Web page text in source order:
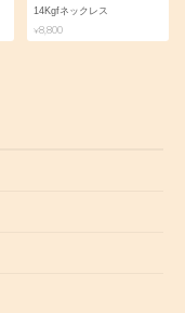
14Kgfネックレス
¥8,800